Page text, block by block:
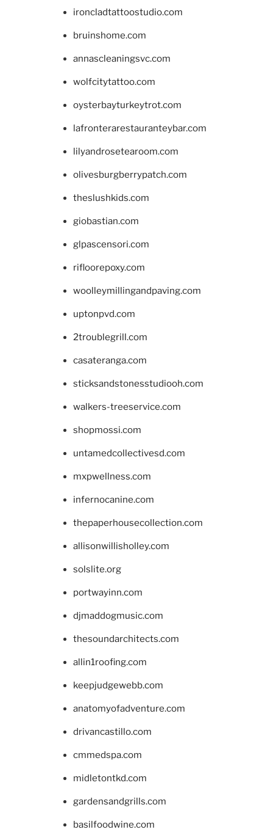
ironcladtattoostudio.com
bruinshome.com
annascleaningsvc.com
wolfcitytattoo.com
oysterbayturkeytrot.com
lafronterarestauranteybar.com
lilyandrosetearoom.com
olivesburgberrypatch.com
theslushkids.com
giobastian.com
glpascensori.com
rifloorepoxy.com
woolleymillingandpaving.com
uptonpvd.com
2troublegrill.com
casateranga.com
sticksandstonesstudiooh.com
walkers-treeservice.com
shopmossi.com
untamedcollectivesd.com
mxpwellness.com
infernocanine.com
thepaperhousecollection.com
allisonwillisholley.com
solslite.org
portwayinn.com
djmaddogmusic.com
thesoundarchitects.com
allin1roofing.com
keepjudgewebb.com
anatomyofadventure.com
drivancastillo.com
cmmedspa.com
midletontkd.com
gardensandgrills.com
basilfoodwine.com